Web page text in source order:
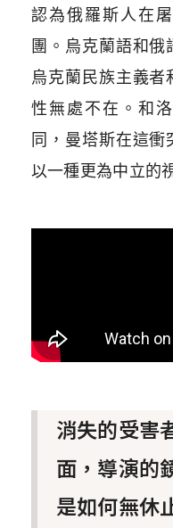
認為俄羅斯人在
團。烏克蘭語和俄
烏克蘭民族主義
性無處不在。和
同，曼塔斯在這
以一種更為中立的
消失的受害
面，導演的
是如何無休